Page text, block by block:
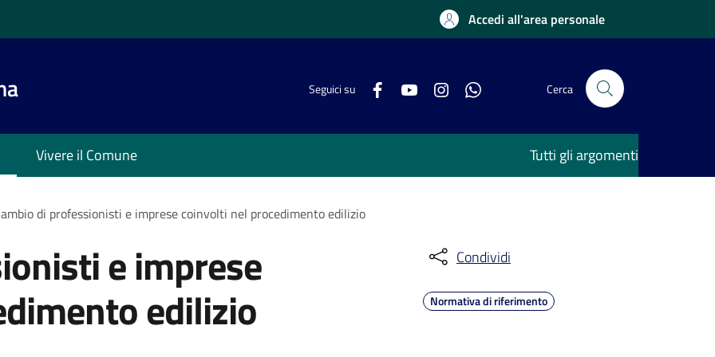
Accedi all'area personale
Seguici su Cerca
Vivere il Comune Tutti gli argomenti
di professionisti e imprese coinvolti nel procedimento edilizio
e imprese
edilizio
Condividi
Normativa di riferimento